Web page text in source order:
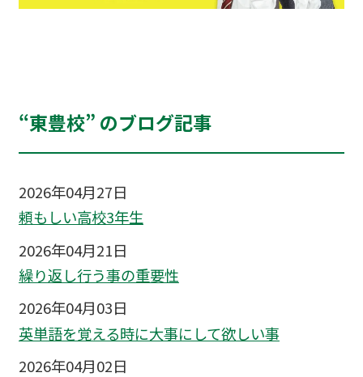
“東豊校” のブログ記事
2026年04月27日
頼もしい高校3年生
2026年04月21日
繰り返し行う事の重要性
2026年04月03日
英単語を覚える時に大事にして欲しい事
2026年04月02日